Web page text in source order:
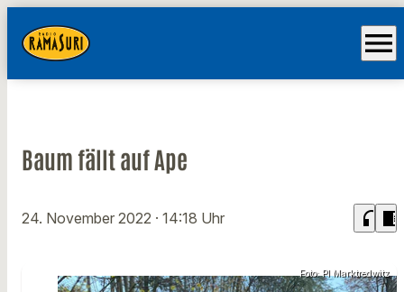
menu
Baum fällt auf Ape
24. November 2022 · 14:18 Uhr headphones chrome_reader_mode
Foto: PI Marktredwitz